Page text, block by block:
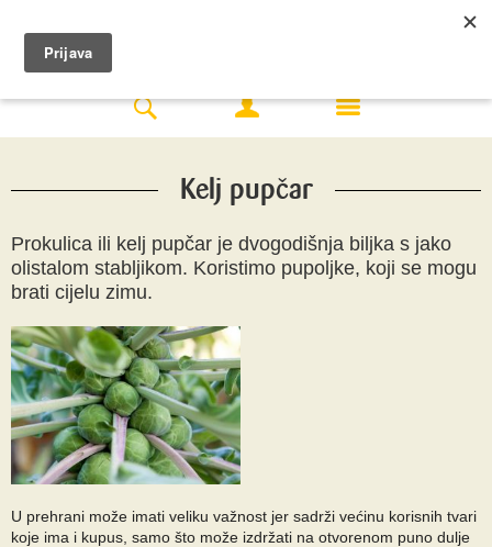
Kelj pupčar
Prokulica ili kelj pupčar je dvogodišnja biljka s jako
olistalom stabljikom. Koristimo pupoljke, koji se mogu
brati cijelu zimu.
U prehrani može imati veliku važnost jer sadrži većinu korisnih tvari
koje ima i kupus, samo što može izdržati na otvorenom puno dulje